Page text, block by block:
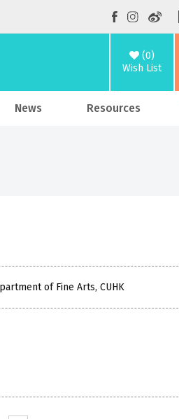
(0)
Wish List
News Resources
of Fine Arts, CUHK